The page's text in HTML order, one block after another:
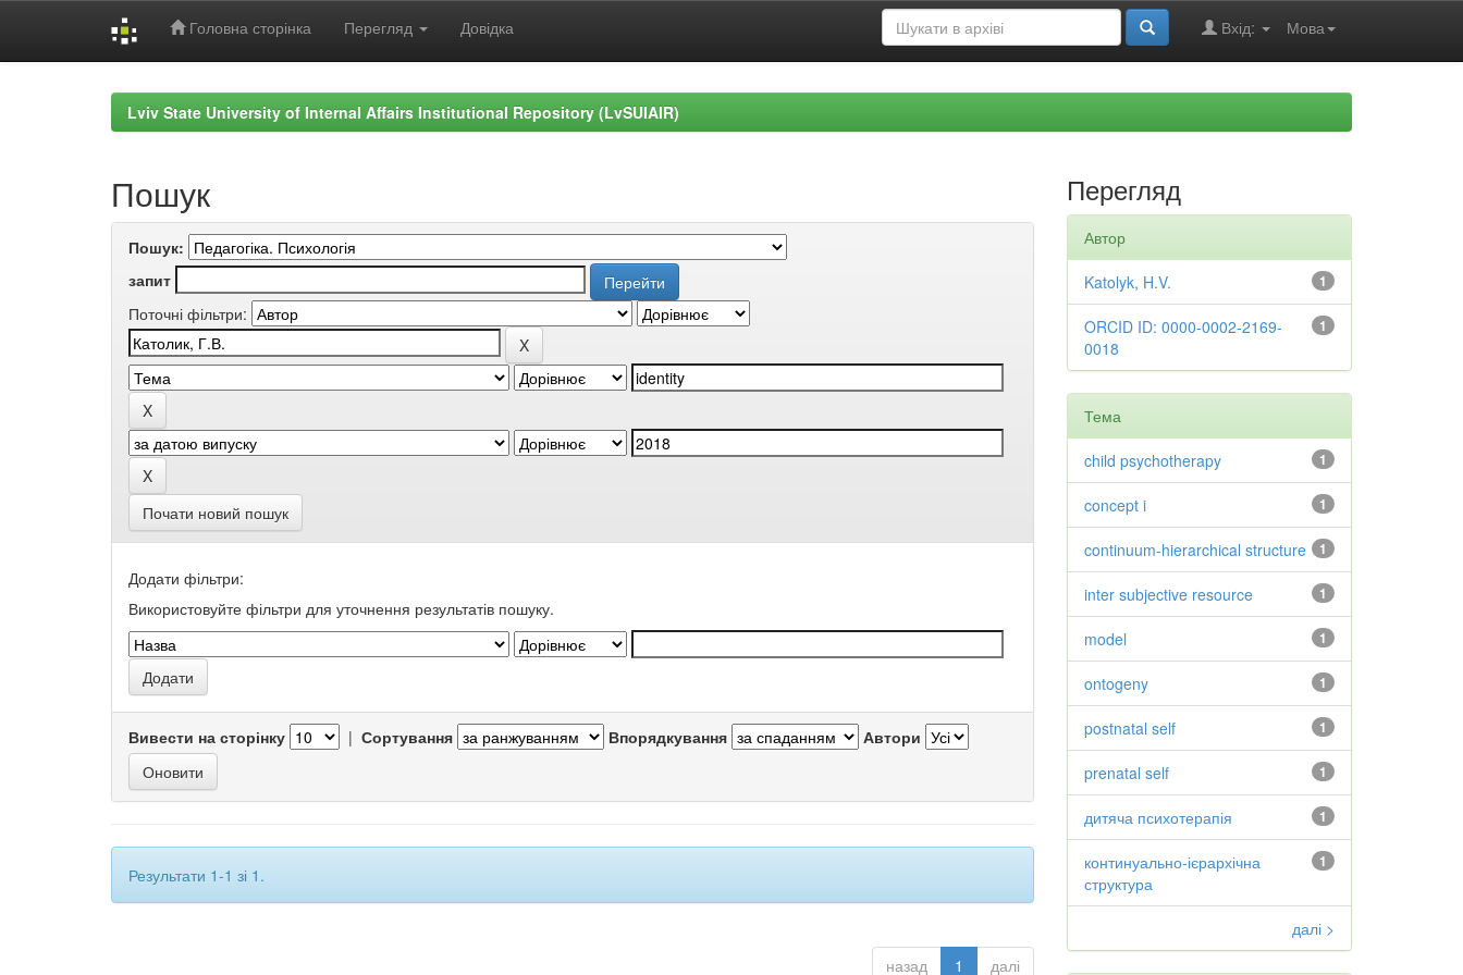
Головна сторінка Перегляд Довідка Мова
Вхід:
Lviv State University of Internal Affairs Institutional Repository (LvSUIAIR)
Пошук
Пошук:
запит
Поточні фільтри:
Почати новий пошук
Додати фільтри:
Використовуйте фільтри для уточнення результатів пошуку.
Вивести на сторінку | Сортування Впорядкування Автори
Результати 1-1 зі 1.
назад 1 далі
Перегляд
Автор
1
Katolyk, H.V.
1
ORCID ID: 0000-0002-2169-
0018
Тема
1
child psychotherapy
1
concept i
1
continuum-hierarchical structure
1
inter subjective resource
1
model
1
ontogeny
1
postnatal self
1
prenatal self
1
дитяча психотерапія
1
континуально-ієрархічна
структура
далі >